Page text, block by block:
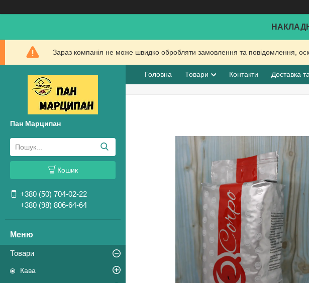
Зараз компанія не може швидко обробляти замовлення та повідомлення,
Пан Марципан
Кошик
+380 (50) 704-02-22
+380 (98) 806-64-64
Товари
Кава
Головна Товари Контакти Доставка